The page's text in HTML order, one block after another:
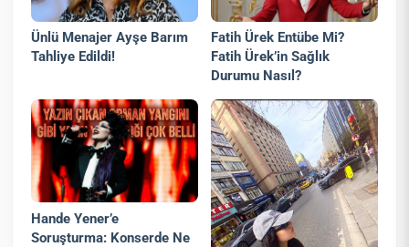
Ünlü Menajer Ayşe Barım
Tahliye Edildi!
Fatih Ürek Entübe Mi?
Fatih Ürek’in Sağlık
Durumu Nasıl?
Hande Yener’e
Soruşturma: Konserde Ne